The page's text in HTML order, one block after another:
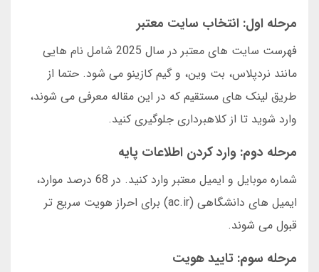
مرحله اول: انتخاب سایت معتبر
فهرست سایت های معتبر در سال 2025 شامل نام هایی
مانند نردپلاس، بت وین، و گیم کازینو می شود. حتما از
طریق لینک های مستقیم که در این مقاله معرفی می شوند،
وارد شوید تا از کلاهبرداری جلوگیری کنید.
مرحله دوم: وارد کردن اطلاعات پایه
شماره موبایل و ایمیل معتبر وارد کنید. در 68 درصد موارد،
ایمیل های دانشگاهی (ac.ir) برای احراز هویت سریع تر
قبول می شوند.
مرحله سوم: تایید هویت